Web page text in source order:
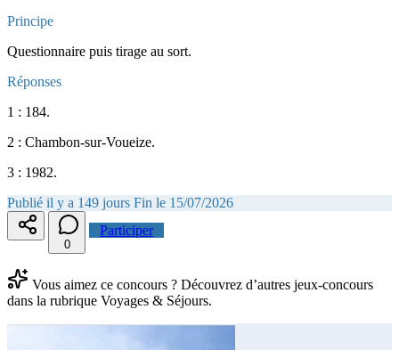
Principe
Questionnaire puis tirage au sort.
Réponses
1 : 184.
2 : Chambon-sur-Voueize.
3 : 1982.
Publié il y a 149 jours Fin le 15/07/2026
0
Participer
Vous aimez ce concours ? Découvrez d’autres jeux-concours
dans la rubrique Voyages & Séjours.